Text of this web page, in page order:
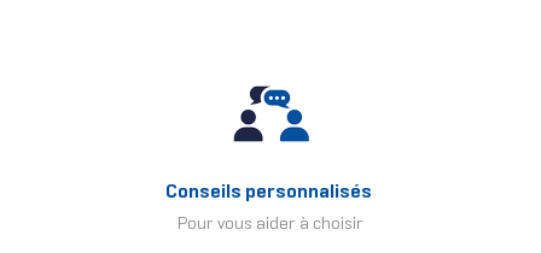
Conseils personnalisés
Pour vous aider à choisir